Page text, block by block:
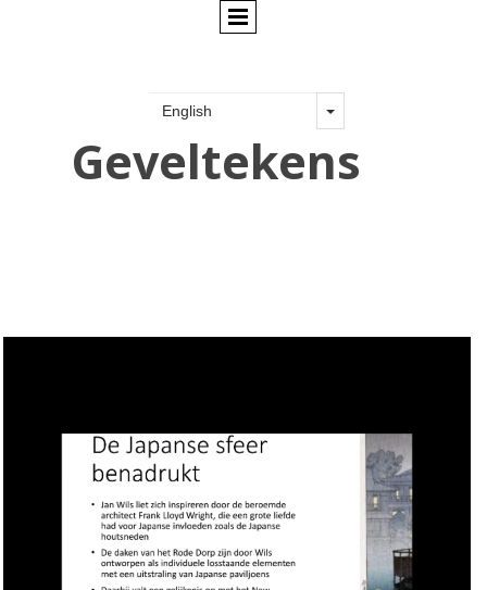
Geveltekens